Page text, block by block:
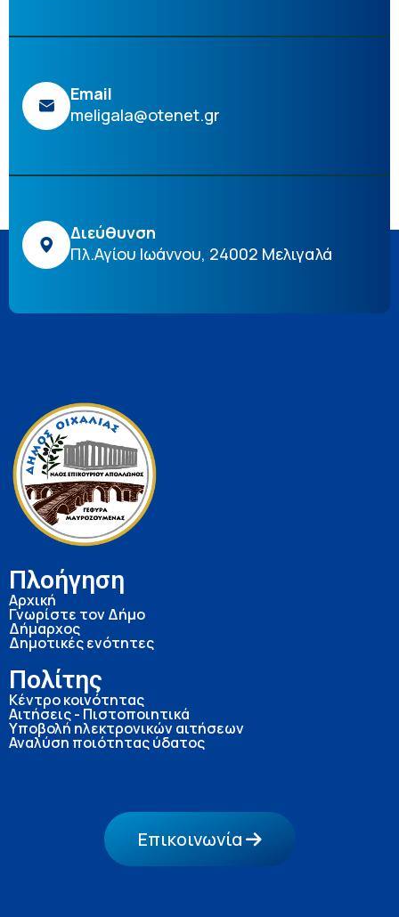
Email
meligala@otenet.gr
Διεύθυνση
Πλ.Αγίου Ιωάννου, 24002 Μελιγαλά
Πλοήγηση
Αρχική
Γνωρίστε τον Δήμο
Δήμαρχος
Δημοτικές ενότητες
Πολίτης
Κέντρο κοινότητας
Αιτήσεις - Πιστοποιητικά
Υποβολή ηλεκτρονικών αιτήσεων
Αναλύση ποιότητας ύδατος
Επικοινωνία